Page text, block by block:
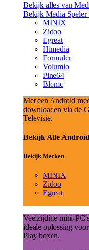
Bekijk alles van
Bekijk Media Speler
MINIX
Zidoo
Egreat
Himedia
Formuler
Volumio
Pine64
Blomc
Met een Android
downloaden via de
Televisie.
Bekijk Alle
Bekijk Merken
MINIX
Zidoo
Egreat
Veelzijdige mini-
ideale oplossing
Play boxen.